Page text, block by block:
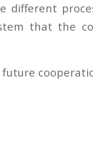
different
that the